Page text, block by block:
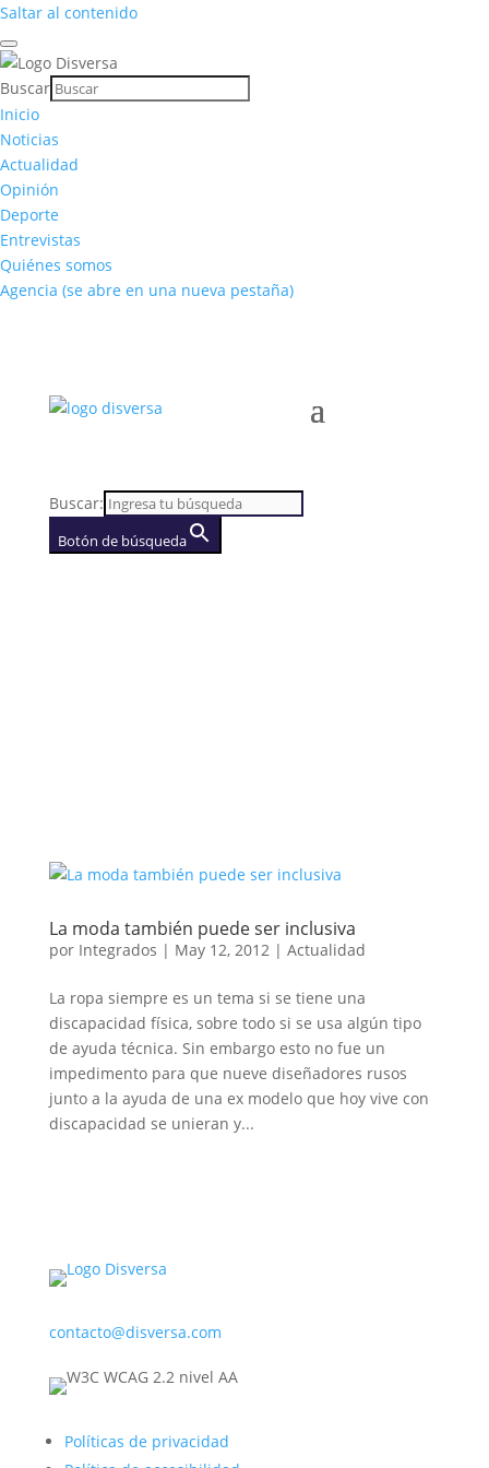
Saltar al contenido
Buscar
Inicio
Noticias
Actualidad
Opinión
Deporte
Entrevistas
Quiénes somos
Agencia (se abre en una nueva pestaña)
Buscar:
Botón de búsqueda
La moda también puede ser inclusiva
por Integrados | May 12, 2012| Actualidad
La ropa siempre es un tema si se tiene una
discapacidad física, sobre todo si se usa algún tipo
de ayuda técnica. Sin embargo esto no fue un
impedimento para que nueve diseñadores rusos
junto a la ayuda de una ex modelo que hoy vive con
discapacidad se unieran y...
contacto@disversa.com
Políticas de privacidad